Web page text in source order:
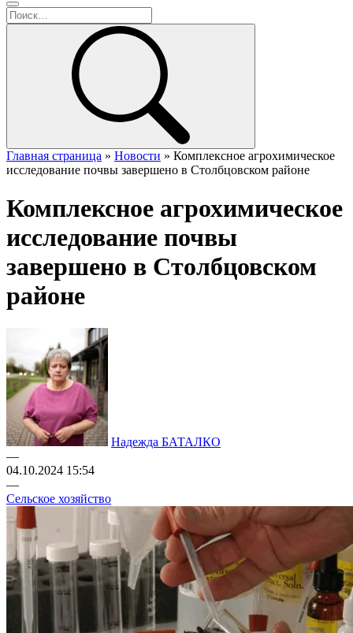
Главная страница » Новости » Комплексное агрохимическое
исследование почвы завершено в Столбцовском районе
Комплексное агрохимическое
исследование почвы
завершено в Столбцовском
районе
Надежда БАТАЛКО
—
04.10.2024 15:54
—
Сельское хозяйство